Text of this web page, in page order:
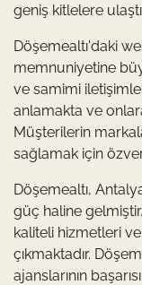
geniş kitlelere
Döşemealtı'daki
memnuniyetine
ve samimi
anlamakta ve
Müşterilerin
sağlamak için
Döşemealtı,
güç haline
kaliteli hizmetleri
çıkmaktadır.
ajanslarının